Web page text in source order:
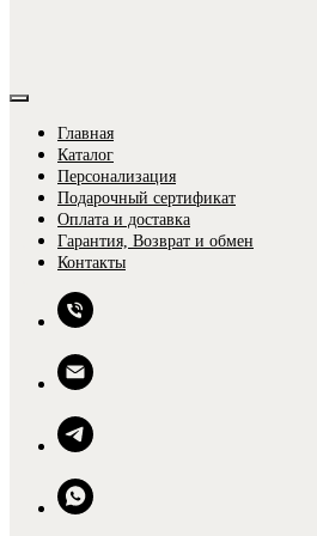
Главная
Каталог
Персонализация
Подарочный сертификат
Оплата и доставка
Гарантия, Возврат и обмен
Контакты